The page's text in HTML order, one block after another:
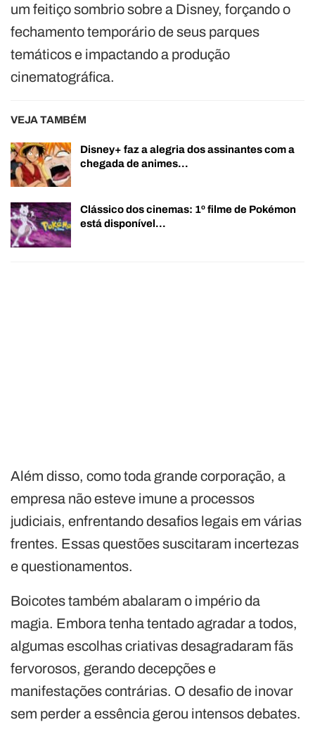
um feitiço sombrio sobre a Disney, forçando o
fechamento temporário de seus parques
temáticos e impactando a produção
cinematográfica.
VEJA TAMBÉM
Disney+ faz a alegria dos assinantes com a
chegada de animes…
Clássico dos cinemas: 1º filme de Pokémon
está disponível…
Além disso, como toda grande corporação, a
empresa não esteve imune a processos
judiciais, enfrentando desafios legais em várias
frentes. Essas questões suscitaram incertezas
e questionamentos.
Boicotes também abalaram o império da
magia. Embora tenha tentado agradar a todos,
algumas escolhas criativas desagradaram fãs
fervorosos, gerando decepções e
manifestações contrárias. O desafio de inovar
sem perder a essência gerou intensos debates.